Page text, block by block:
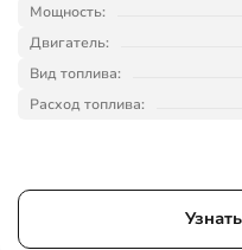
Мощность:
Двигатель:
Вид топлива:
Расход топлива: